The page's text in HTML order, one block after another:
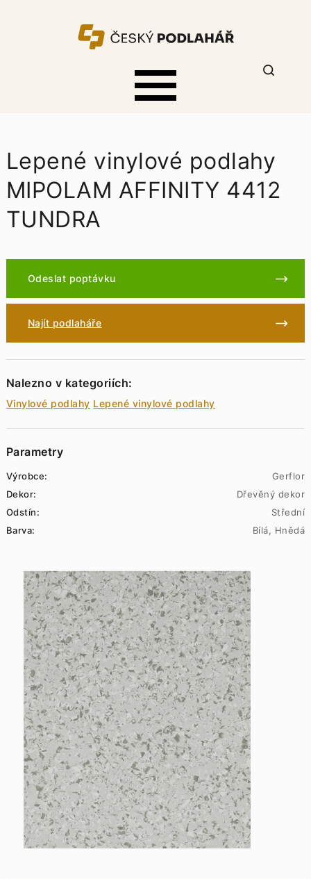
Lepené vinylové podlahy
MIPOLAM AFFINITY 4412
TUNDRA
Odeslat poptávku
Najít podlaháře
Nalezno v kategoriích:
Vinylové podlahy Lepené vinylové podlahy
Parametry
Výrobce:
Gerflor
Dekor:
Dřevěný dekor
Odstín:
Střední
Barva:
Bílá, Hnědá